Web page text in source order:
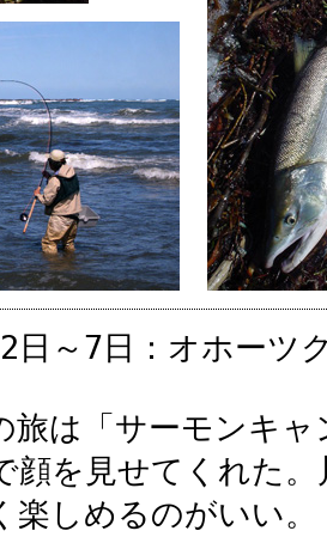
日～7日 ：オホーツ
旅は「サーモンキ
顔を 見せてくれた。
楽しめるのがいい。